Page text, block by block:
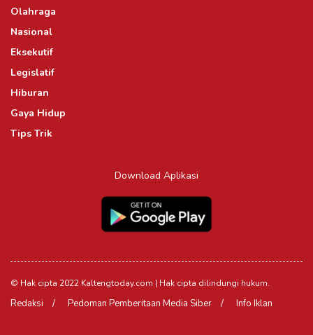
Olahraga
Nasional
Eksekutif
Legislatif
Hiburan
Gaya Hidup
Tips Trik
Download Aplikasi
© Hak cipta 2022 Kaltengtoday.com | Hak cipta dilindungi hukum.
Redaksi Pedoman Pemberitaan Media Siber Info Iklan